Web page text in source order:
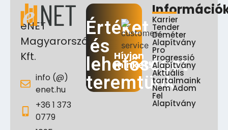
eNET
Magyarország
Kft.
info (@)
enet.hu
+36 1 373
0779
Értéket
és
lehetőséget
teremtünk
Hívjon
minket!
Karrier
Tender
Déméter
Alapítvány
Pro
Progressió
Alapítvány
Aktuális
tartalmaink
Nem Adom
Fel
Alapítvány